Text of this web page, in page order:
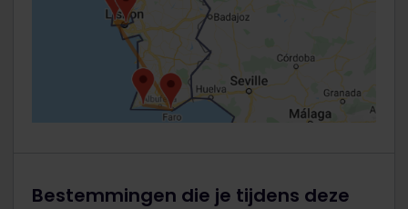
Bestemmingen die je tijdens deze